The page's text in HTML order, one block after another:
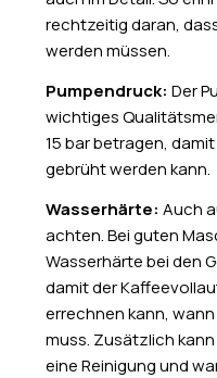
rechtzeitig daran,
werden müssen.
Pumpendruck: Der
wichtiges
15 bar betragen,
gebrüht werden kann.
Wasserhärte: Auch
achten. Bei guten
Wasserhärte bei den
damit der
errechnen kann,
muss. Zusätzlich
eine Reinigung und